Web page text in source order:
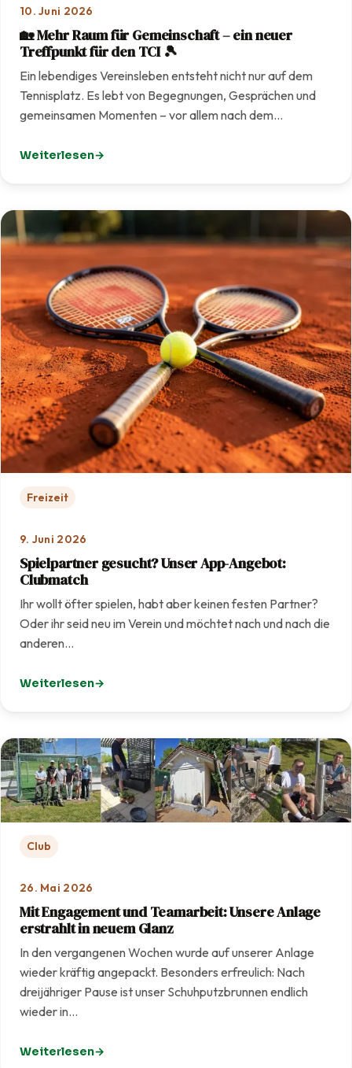
10. Juni 2026
🏡 Mehr Raum für Gemeinschaft – ein neuer
Treffpunkt für den TCI 🎾
Ein lebendiges Vereinsleben entsteht nicht nur auf dem
Tennisplatz. Es lebt von Begegnungen, Gesprächen und
gemeinsamen Momenten – vor allem nach dem…
Weiterlesen
: 🏡 Mehr Raum für Gemeinschaft – ein neuer Treffpunkt
Freizeit
9. Juni 2026
Spielpartner gesucht? Unser App-Angebot:
Clubmatch
Ihr wollt öfter spielen, habt aber keinen festen Partner?
Oder ihr seid neu im Verein und möchtet nach und nach die
anderen…
Weiterlesen
: Spielpartner gesucht? Unser App-Angebot: Clubmatch
Club
26. Mai 2026
Mit Engagement und Teamarbeit: Unsere Anlage
erstrahlt in neuem Glanz
In den vergangenen Wochen wurde auf unserer Anlage
wieder kräftig angepackt. Besonders erfreulich: Nach
dreijähriger Pause ist unser Schuhputzbrunnen endlich
wieder in…
Weiterlesen
: Mit Engagement und Teamarbeit: Unsere Anlage